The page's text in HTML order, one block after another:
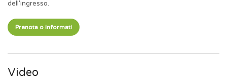
dell'ingresso.
Prenota o informati
Video